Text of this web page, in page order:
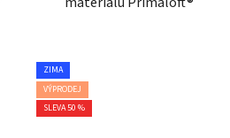
ZIMA
VÝPRODEJ
SLEVA 50 %